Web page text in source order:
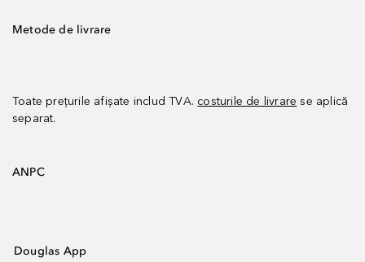
Metode de livrare
Toate prețurile afișate includ TVA. costurile de livrare se aplică
separat.
ANPC
Douglas App